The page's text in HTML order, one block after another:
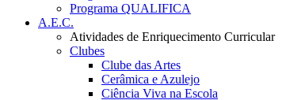
Programa QUALIFICA
A.E.C.
Atividades de Enriquecimento Curricular
Clubes
Clube das Artes
Cerâmica e Azulejo
Ciência Viva na Escola